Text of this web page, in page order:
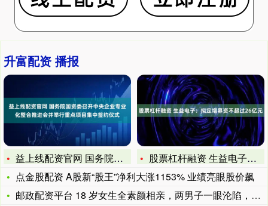
升富配资 播报
益上线配资官网 国务院国资委召开中央企业专业化整合推进会并举
股票杠杆融资 生益电子：拟定增募资不超过26亿元
点金股配资 A股新“股王”净利大涨1153% 业绩亮眼股价飙
邮政配资平台 18 岁女生全素颜相亲，两男子一眼沦陷，选踏实